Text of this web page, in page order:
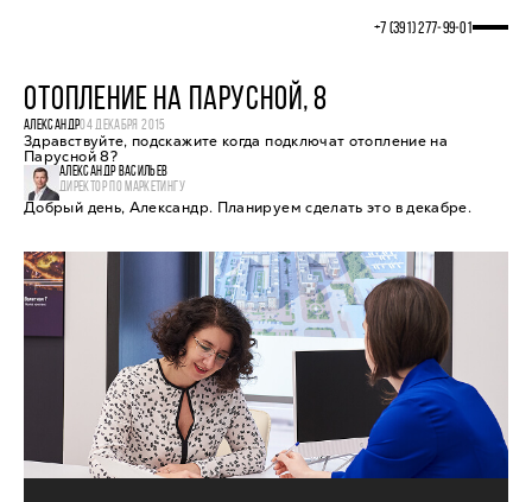
+7 (391) 277‒99‒01
ОТОПЛЕНИЕ НА ПАРУСНОЙ, 8
АЛЕКСАНДР04 ДЕКАБРЯ 2015
Здравствуйте, подскажите когда подключат отопление на
Парусной 8?
АЛЕКСАНДР ВАСИЛЬЕВ
ДИРЕКТОР ПО МАРКЕТИНГУ
Добрый день, Александр. Планируем сделать это в декабре.